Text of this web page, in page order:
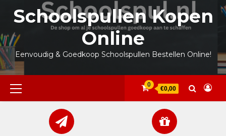
inhoud
Schoolspullen Kopen
Online
Eenvoudig & Goedkoop Schoolspullen Bestellen Online!
Primair
menu
0
€0,00